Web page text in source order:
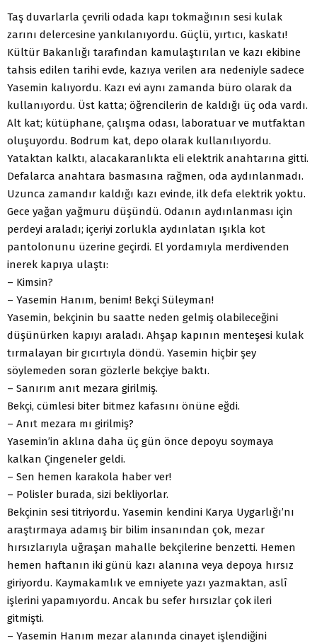
Taş duvarlarla çevrili odada kapı tokmağının sesi kulak
zarını delercesine yankılanıyordu. Güçlü, yırtıcı, kaskatı!
Kültür Bakanlığı tarafından kamulaştırılan ve kazı ekibine
tahsis edilen tarihi evde, kazıya verilen ara nedeniyle sadece
Yasemin kalıyordu. Kazı evi aynı zamanda büro olarak da
kullanıyordu. Üst katta; öğrencilerin de kaldığı üç oda vardı.
Alt kat; kütüphane, çalışma odası, laboratuar ve mutfaktan
oluşuyordu. Bodrum kat, depo olarak kullanılıyordu.
Yataktan kalktı, alacakaranlıkta eli elektrik anahtarına gitti.
Defalarca anahtara basmasına rağmen, oda aydınlanmadı.
Uzunca zamandır kaldığı kazı evinde, ilk defa elektrik yoktu.
Gece yağan yağmuru düşündü. Odanın aydınlanması için
perdeyi araladı; içeriyi zorlukla aydınlatan ışıkla kot
pantolonunu üzerine geçirdi. El yordamıyla merdivenden
inerek kapıya ulaştı:
– Kimsin?
– Yasemin Hanım, benim! Bekçi Süleyman!
Yasemin, bekçinin bu saatte neden gelmiş olabileceğini
düşünürken kapıyı araladı. Ahşap kapının menteşesi kulak
tırmalayan bir gıcırtıyla döndü. Yasemin hiçbir şey
söylemeden soran gözlerle bekçiye baktı.
– Sanırım anıt mezara girilmiş.
Bekçi, cümlesi biter bitmez kafasını önüne eğdi.
– Anıt mezara mı girilmiş?
Yasemin’in aklına daha üç gün önce depoyu soymaya
kalkan Çingeneler geldi.
– Sen hemen karakola haber ver!
– Polisler burada, sizi bekliyorlar.
Bekçinin sesi titriyordu. Yasemin kendini Karya Uygarlığı’nı
araştırmaya adamış bir bilim insanından çok, mezar
hırsızlarıyla uğraşan mahalle bekçilerine benzetti. Hemen
hemen haftanın iki günü kazı alanına veya depoya hırsız
giriyordu. Kaymakamlık ve emniyete yazı yazmaktan, aslî
işlerini yapamıyordu. Ancak bu sefer hırsızlar çok ileri
gitmişti.
– Yasemin Hanım mezar alanında cinayet işlendiğini